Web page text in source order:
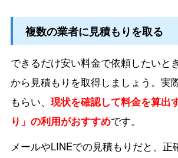
複数の業者に見積もりを取る
できるだけ安い料金で依頼したいと
から見積もりを取得しましょう。実
もらい、 現状を確認して料金を算出
り」の利用がおすすめです。
メールやLINEでの見積もりだと、正